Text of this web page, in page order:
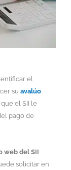
el
su avalúo
el SII le
pago de
web del SII
solicitar en